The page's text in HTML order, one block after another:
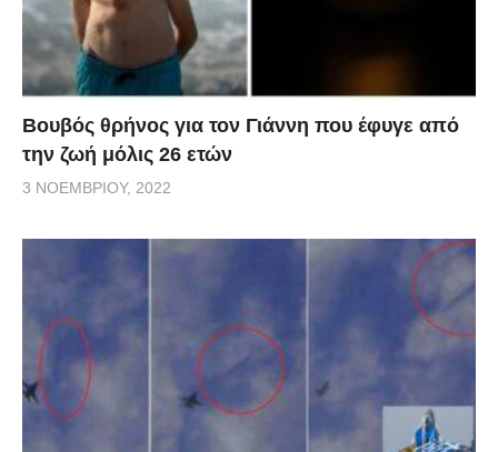
Βουβός θρήνος για τον Γιάννη που έφυγε από
την ζωή μόλις 26 ετών
3 ΝΟΕΜΒΡΊΟΥ, 2022